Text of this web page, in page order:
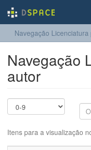
Navegação
Navegação
autor
Itens para a visualização